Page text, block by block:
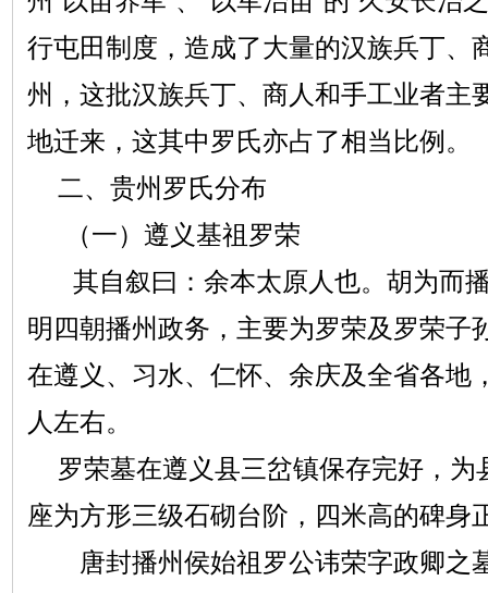
行屯田制度，造成了大量的汉族兵丁、
州，这批汉族兵丁、商人和手工业者主
地迁来，这其中罗氏亦占了相当比例。
二、贵州罗氏分布
（一）遵义基祖罗荣
其自叙曰：余本太原人也。胡为而
明四朝播州政务，主要为罗荣及罗荣子
在遵义、习水、仁怀、余庆及全省各地
人左右。
罗荣墓在遵义县三岔镇保存完好，为
座为方形三级石砌台阶，四米高的碑身
唐封播州侯始祖罗公讳荣字政卿之